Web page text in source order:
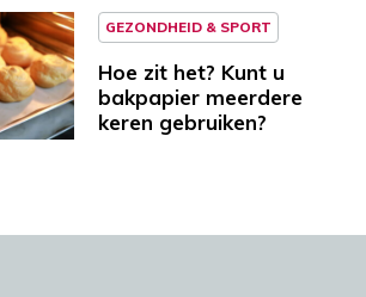
GEZONDHEID & SPORT
Hoe zit het? Kunt u
bakpapier meerdere
keren gebruiken?